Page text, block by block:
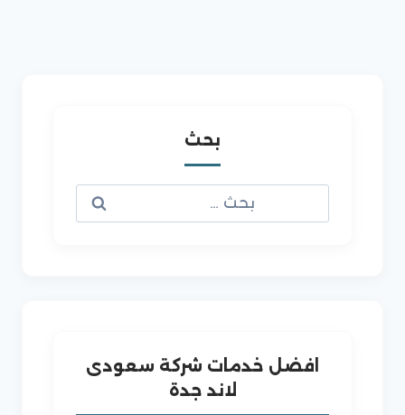
بحث
عن:
افضل خدمات شركة سعودى
لاند جدة